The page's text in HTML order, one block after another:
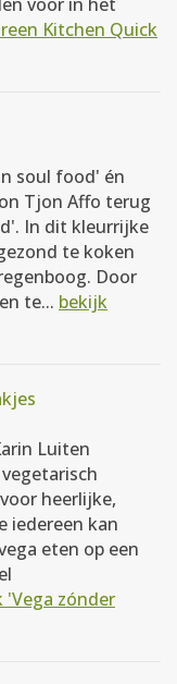
Kitchen Quick
soul food' én
Tjon Affo terug
In dit kleurrijke
te koken
Door
te... bekijk
Luiten
heerlijke,
iedereen kan
eten op een
'Vega zónder